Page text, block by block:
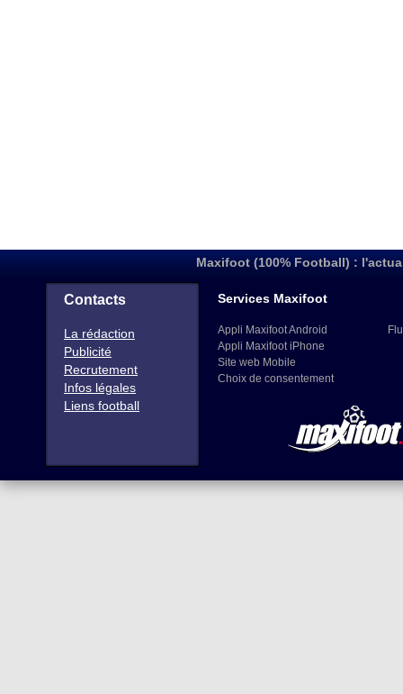
Maxifoot (100% Football) :
Contacts
La rédaction
Publicité
Recrutement
Infos légales
Liens football
Services Maxifoot
Appli Maxifoot Android
Appli Maxifoot iPhone
Site web Mobile
Choix de consentement